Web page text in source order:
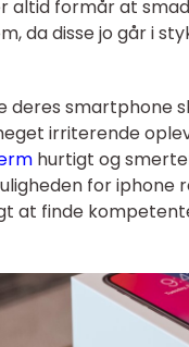
altid formår at
da disse jo går i
deres
irriterende
hurtigt og
for iphone
at finde